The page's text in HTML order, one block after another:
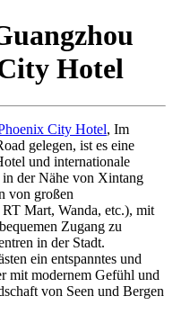
Hotel
City Hotel, Im
gelegen, ist es eine
und internationale
der Nähe von Xintang
von großen
Mart, Wanda, etc.), mit
Zugang zu
in der Stadt.
ein entspanntes und
mit modernem Gefühl und
von Seen und Bergen